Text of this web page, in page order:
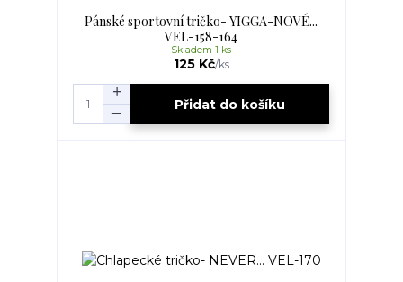
Pánské sportovní tričko- YIGGA-NOVÉ...
VEL-158-164
125 Kč/ks
Skladem 1 ks
Přidat do košíku